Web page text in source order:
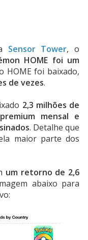
Sensor Tower, o
HOME foi um
HOME foi baixado,
de vezes.
2,3 milhões de
mensal e
. Detalhe que
maior parte dos
um retorno de 2,6
abaixo para